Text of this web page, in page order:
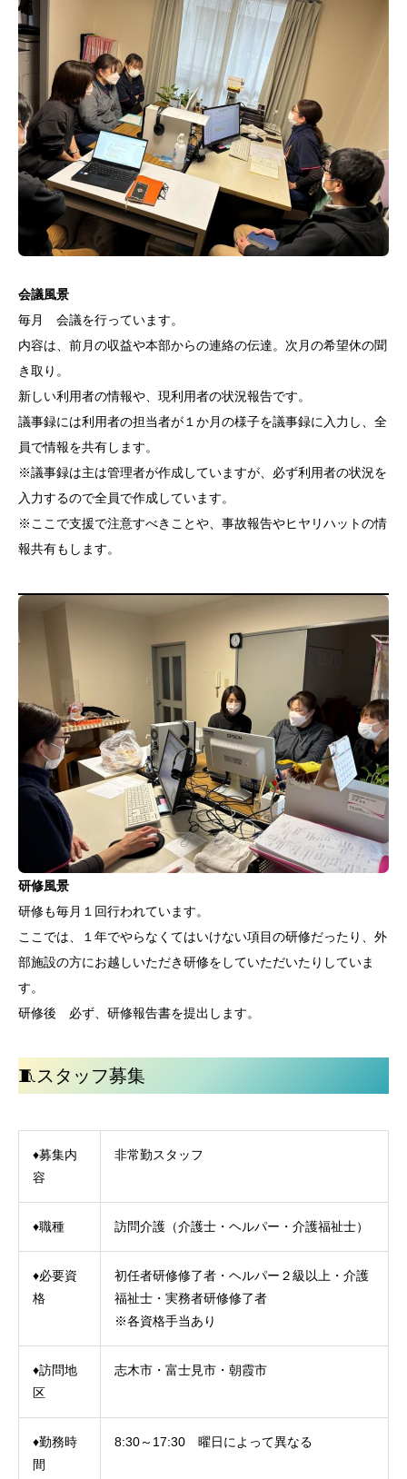
会議風景
毎月 会議を行っています。
内容は、前月の収益や本部からの連絡の伝達。次月の希望休の聞
き取り。
新しい利用者の情報や、現利用者の状況報告です。
議事録には利用者の担当者が１か月の様子を議事録に入力し、全
員で情報を共有します。
※議事録は主は管理者が作成していますが、必ず利用者の状況を
入力するので全員で作成しています。
※ここで支援で注意すべきことや、事故報告やヒヤリハットの情
報共有もします。
研修風景
研修も毎月１回行われています。
ここでは、１年でやらなくてはいけない項目の研修だったり、外
部施設の方にお越しいただき研修をしていただいたりしていま
す。
研修後 必ず、研修報告書を提出します。
🧵スタッフ募集
♦募集内
容
非常勤スタッフ
♦職種 訪問介護（介護士・ヘルパー・介護福祉士）
♦必要資
格
初任者研修修了者・ヘルパー２級以上・介護
福祉士・実務者研修修了者
※各資格手当あり
♦訪問地
区
志木市・富士見市・朝霞市
♦勤務時
間
8:30～17:30 曜日によって異なる